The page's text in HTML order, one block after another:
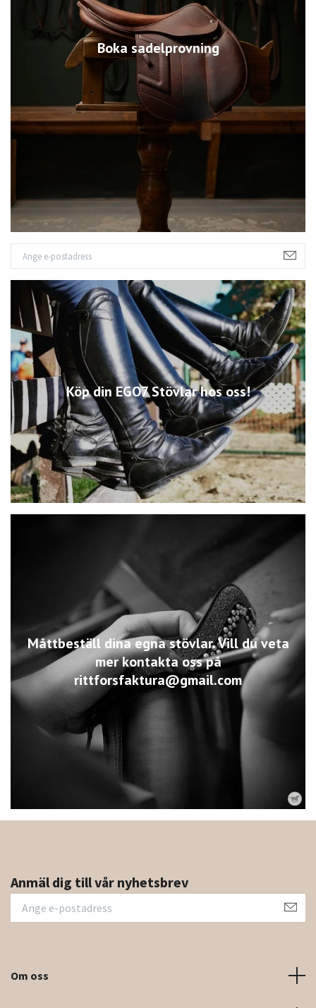
Boka sadelprovning
Köp din EGO7 Stövlar hos oss!
Måttbeställ dina egna stövlar. Vill du veta
mer kontakta oss på
rittforsfaktura@gmail.com
Anmäl dig till vår nyhetsbrev
Om oss